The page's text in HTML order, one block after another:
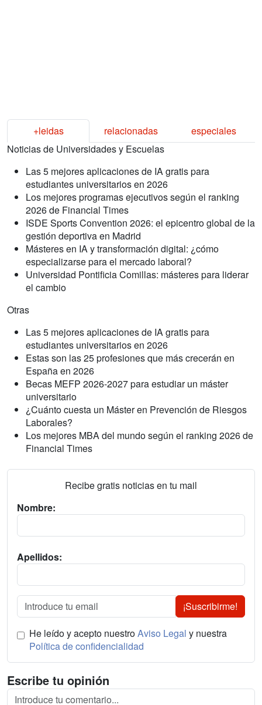
+leidas relacionadas
especiales
Noticias de Universidades y Escuelas
Las 5 mejores aplicaciones de IA gratis para
estudiantes universitarios en 2026
Los mejores programas ejecutivos según el ranking
2026 de Financial Times
ISDE Sports Convention 2026: el epicentro global de la
gestión deportiva en Madrid
Másteres en IA y transformación digital: ¿cómo
especializarse para el mercado laboral?
Universidad Pontificia Comillas: másteres para liderar
el cambio
Otras
Las 5 mejores aplicaciones de IA gratis para
estudiantes universitarios en 2026
Estas son las 25 profesiones que más crecerán en
España en 2026
Becas MEFP 2026-2027 para estudiar un máster
universitario
¿Cuánto cuesta un Máster en Prevención de Riesgos
Laborales?
Los mejores MBA del mundo según el ranking 2026 de
Financial Times
Recibe gratis noticias en tu mail
Nombre:
Apellidos:
¡Suscribirme!
He leído y acepto nuestroAviso Legal y nuestra
Política de confidencialidad
Escribe tu opinión